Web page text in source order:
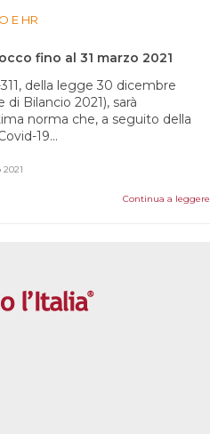
E HR
fino al 31 marzo 2021
311, della legge 30 dicembre
Bilancio 2021), sarà
norma che, a seguito della
19...
Continua a leggere